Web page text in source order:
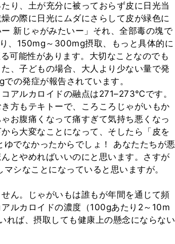
り、土が充分に被っておらず皮に日光当
の際に日光にムダにさらして皮が緑色に
新じゃがみたいー」それ、全部毒の塊で
、150mg～300mg摂取、もっと具体的に
可能性があります。大切なことなのでも
、子どもの場合、大人より少ない量で発
の発症が報告されています。
アルカロイドの融点は271–273℃です。
方もテキトーで、ころころじゃがいもか
お腹痛くなって痛すぎて気持ち悪くなっ
ら大変なことになって、そしたら「皮を
でなかったからでしょ！ あなたたちが悪
とやめればいいのにと思います。さすが
シなことになっていると思いますが。
ん。じゃがいもは誰もが年間を通じて頻
ルカロイドの濃度（100gあたり2～10m
れば、摂取しても健康上の懸念にならない